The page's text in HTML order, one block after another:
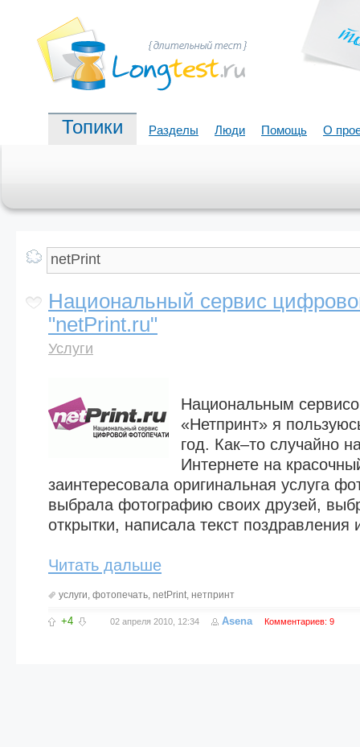
Топики Разделы Люди Помощь О
Национальный сервис
"netPrint.ru"
Услуги
Национальным
«Нетпринт» я
год. Как–то случайно
Интернете на
заинтересовала оригинальная услуга
выбрала фотографию своих друзей,
открытки, написала текст поздравления
Читать дальше
услуги, фотопечать, netPrint, нетпринт
+4 02 апреля 2010, 12:34 Asena Комментариев: 9